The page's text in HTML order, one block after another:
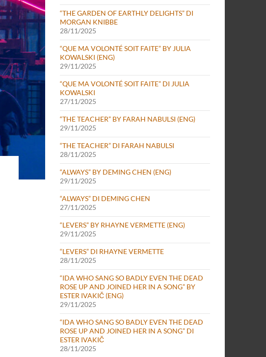
“THE GARDEN OF EARTHLY DELIGHTS” DI
MORGAN KNIBBE
28/11/2025
“QUE MA VOLONTÉ SOIT FAITE” BY JULIA
KOWALSKI (ENG)
29/11/2025
“QUE MA VOLONTÉ SOIT FAITE” DI JULIA
KOWALSKI
27/11/2025
“THE TEACHER” BY FARAH NABULSI (ENG)
29/11/2025
“THE TEACHER” DI FARAH NABULSI
28/11/2025
“ALWAYS” BY DEMING CHEN (ENG)
29/11/2025
“ALWAYS” DI DEMING CHEN
27/11/2025
“LEVERS” BY RHAYNE VERMETTE (ENG)
29/11/2025
“LEVERS” DI RHAYNE VERMETTE
28/11/2025
“IDA WHO SANG SO BADLY EVEN THE DEAD
ROSE UP AND JOINED HER IN A SONG” BY
ESTER IVAKIČ (ENG)
29/11/2025
“IDA WHO SANG SO BADLY EVEN THE DEAD
ROSE UP AND JOINED HER IN A SONG” DI
ESTER IVAKIČ
28/11/2025